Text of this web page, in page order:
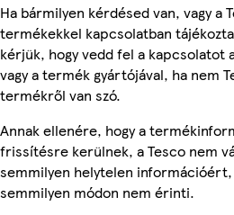
Ha bármilyen kérdésed van, vagy a
termékekkel kapcsolatban
kérjük, hogy vedd fel a kapcsolatot
vagy a termék gyártójával, ha nem
termékről van szó.
Annak ellenére, hogy a
frissítésre kerülnek, a Tesco nem
semmilyen helytelen információért,
semmilyen módon nem érinti.